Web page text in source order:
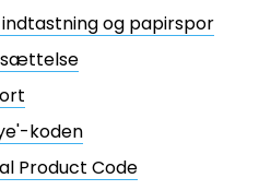
indtastning og papirspor
koden
Product Code